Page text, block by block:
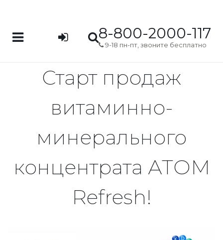
8-800-2000-117
9-18 пн-пт, звоните бесплатно
Старт продаж
витаминно-
минерального
концентрата АТОМ
Refresh!